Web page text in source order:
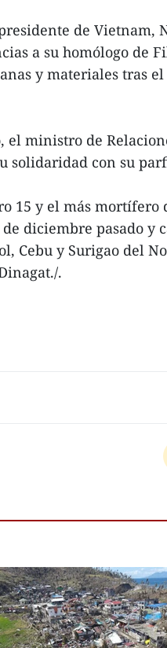
de Vietnam,
a su homólogo de
y materiales tras
el ministro de
solidaridad con su
15 y el más mortífero
diciembre pasado y
Cebu y Surigao del
.